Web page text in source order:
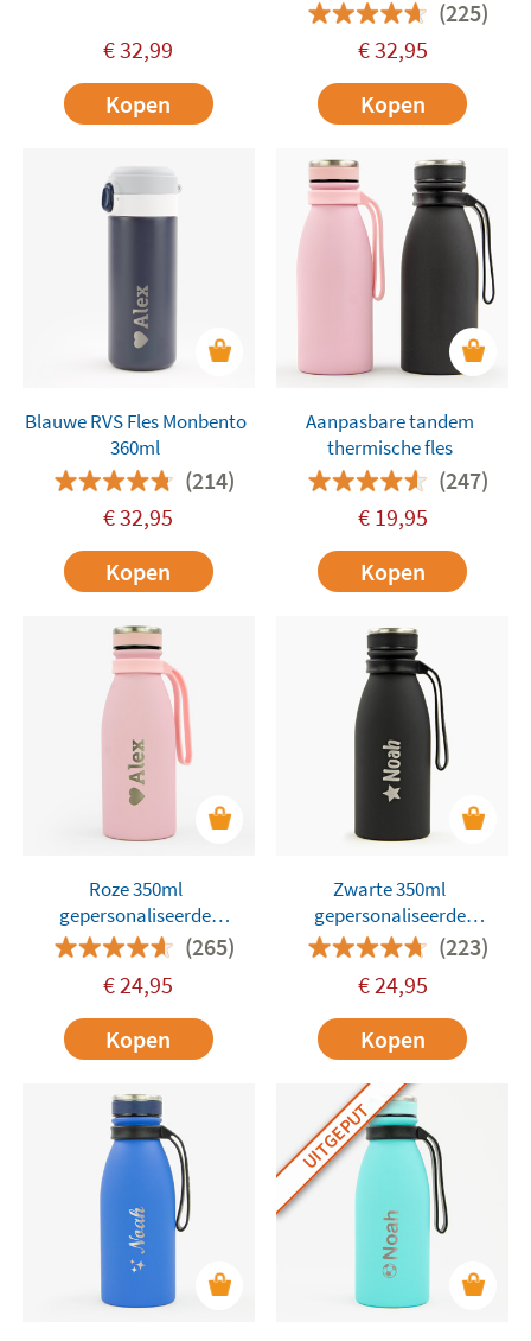
€32,99
Kopen
(225)
€32,95
Kopen
Blauwe RVS Fles Monbento
360ml
(214)
€32,95
Kopen
Aanpasbare tandem
thermische fles
(247)
€ 19,95
Kopen
Roze 350ml
gepersonaliseerde
Tandem-fles(265)
€ 24,95
Kopen
Zwarte 350ml
gepersonaliseerde
Tandem-fles(223)
€ 24,95
Kopen
UITGEPUT